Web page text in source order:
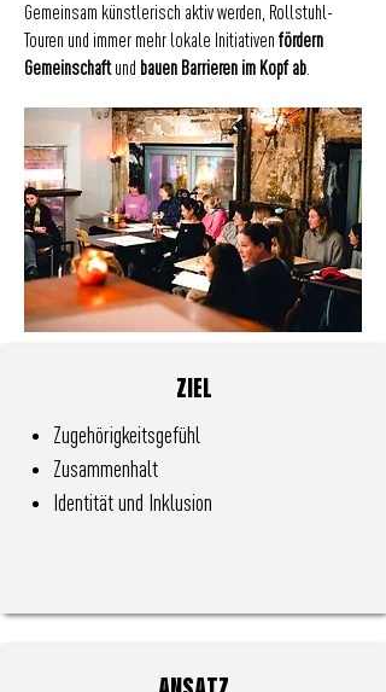
Gemeinsam künstlerisch aktiv werden, Rollstuhl-
Touren und immer mehr lokale Initiativen fördern
Gemeinschaftund bauen Barrieren im Kopf ab.
ZIEL
Zugehörigkeitsgefühl
Zusammenhalt
Identität und Inklusion